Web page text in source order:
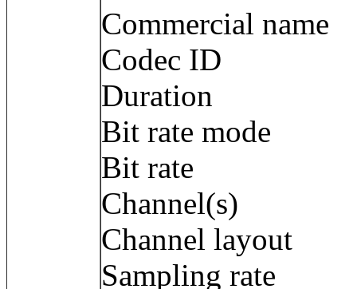
Commercial
Codec ID :
Duration :
Bit rate mode
Bit rate :
Channel(s) :
Channel
Sampling